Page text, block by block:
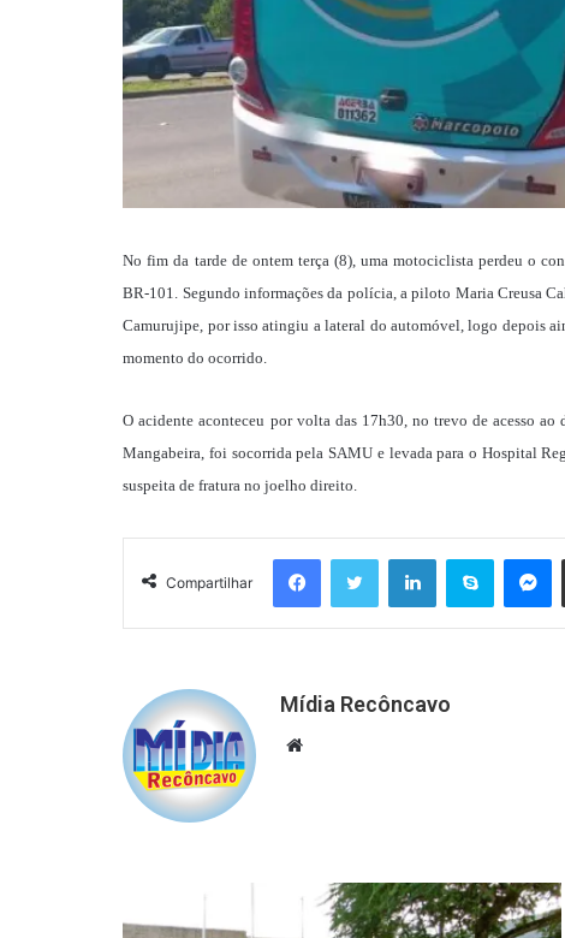
No fim da tarde de ontem terça (8), uma motociclista perdeu o
BR-101. Segundo informações da polícia, a piloto Maria Creusa
Camurujipe, por isso atingiu a lateral do automóvel, logo depois
momento do ocorrido.
O acidente aconteceu por volta das 17h30, no trevo de acesso
Mangabeira, foi socorrida pela SAMU e levada para o Hospital
suspeita de fratura no joelho direito.
Compartilhar
FacebookTwitter LinkedinSkype
Mídia Recôncavo
Website